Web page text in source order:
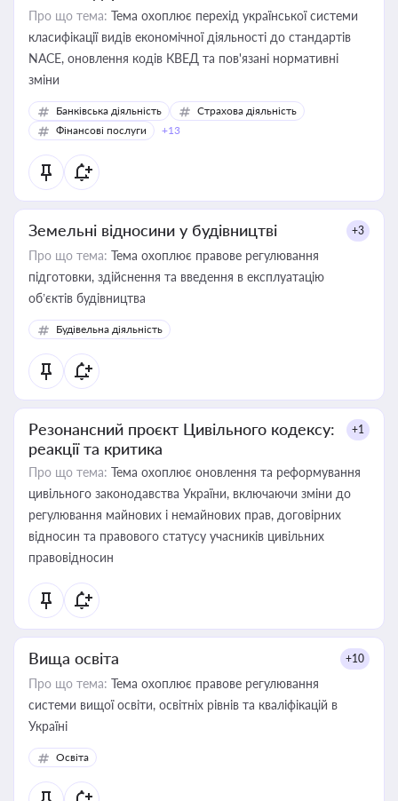
Про що тема: Тема охоплює перехід української системи
класифікації видів економічної діяльності до стандартів
NACE, оновлення кодів КВЕД та пов'язані нормативні
зміни
Банківська діяльність
Страхова діяльність
Фінансові послуги
+13
Земельні відносини у будівництві +3
Про що тема: Тема охоплює правове регулювання
підготовки, здійснення та введення в експлуатацію
об’єктів будівництва
Будівельна діяльність
Резонансний проєкт Цивільного кодексу:
реакції та критика
+1
Про що тема: Тема охоплює оновлення та реформування
цивільного законодавства України, включаючи зміни до
регулювання майнових і немайнових прав, договірних
відносин та правового статусу учасників цивільних
правовідносин
Вища освіта +10
Про що тема: Тема охоплює правове регулювання
системи вищої освіти, освітніх рівнів та кваліфікацій в
Україні
Освіта